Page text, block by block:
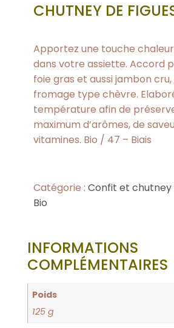
CHUTNEY DE
Apportez une touche
dans votre assiette. Accord
foie gras et aussi jambon
fromage type chèvre.
température afin de
maximum d’arômes, de
vitamines. Bio / 47 – Biais
Catégorie : Confit et chutney
Bio
INFORMATIONS
COMPLÉMENTAIRES
Poids
125 g